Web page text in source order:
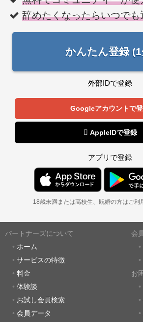
辞めたくなったらいつでも
かんたん登録 (1
外部IDで登録
Googleアカウントで
 AppleIDで登録
アプリで登録
18歳未満または高校生、既婚の方はご利
パートナーズについて
ホーム
サービスの特徴
料金
体験談
お試し会員検索
会員データ
会
お